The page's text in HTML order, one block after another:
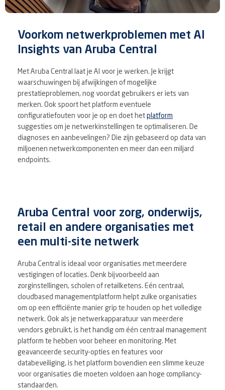
Voorkom netwerkproblemen met AI
Insights van Aruba Central
Met Aruba Central laat je AI voor je werken. Je krijgt
waarschuwingen bij afwijkingen of mogelijke
prestatieproblemen, nog voordat gebruikers er iets van
merken. Ook spoort het platform eventuele
configuratiefouten voor je op en doet het platform
suggesties om je netwerkinstellingen te optimaliseren. De
diagnoses en aanbevelingen? Die zijn gebaseerd op data van
miljoenen netwerkcomponenten en meer dan een miljard
endpoints.
Aruba Central voor zorg, onderwijs,
retail en andere organisaties met
een multi-site netwerk
Aruba Central is ideaal voor organisaties met meerdere
vestigingen of locaties. Denk bijvoorbeeld aan
zorginstellingen, scholen of retailketens. Eén centraal,
cloudbased managementplatform helpt zulke organisaties
om op een efficiënte manier grip te houden op het volledige
netwerk. Ook als je netwerkapparatuur van meerdere
vendors gebruikt, is het handig om één centraal management
platform te hebben voor beheer en monitoring. Met
geavanceerde security-opties en features voor
databeveiliging, is het platform bovendien een slimme keuze
voor organisaties die moeten voldoen aan hoge compliancy-
standaarden.